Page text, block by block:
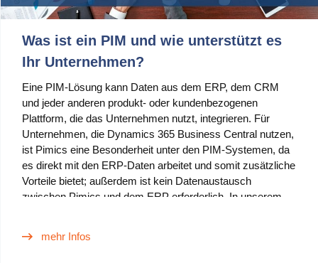
Was ist ein PIM und wie unterstützt es
Ihr Unternehmen?
Eine PIM-Lösung kann Daten aus dem ERP, dem CRM
und jeder anderen produkt- oder kundenbezogenen
Plattform, die das Unternehmen nutzt, integrieren. Für
Unternehmen, die Dynamics 365 Business Central nutzen,
ist Pimics eine Besonderheit unter den PIM-Systemen, da
es direkt mit den ERP-Daten arbeitet und somit zusätzliche
Vorteile bietet; außerdem ist kein Datenaustausch
zwischen Pimics und dem ERP erforderlich. In unserem
sollten.
mehr Infos